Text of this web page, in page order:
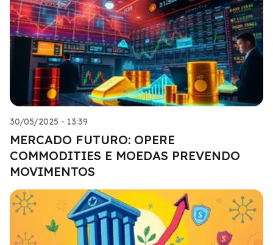
30/05/2025 - 13:39
MERCADO FUTURO: OPERE
COMMODITIES E MOEDAS PREVENDO
MOVIMENTOS